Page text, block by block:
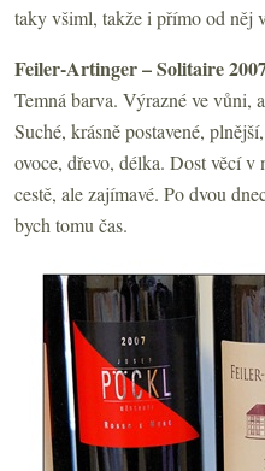
taky všiml, takže i přímo od něj
Feiler-Artinger – Solitaire
Temná barva. Výrazné ve vůni,
Suché, krásně postavené,
ovoce, dřevo, délka. Dost věcí v
cestě, ale zajímavé. Po dvou
bych tomu čas.